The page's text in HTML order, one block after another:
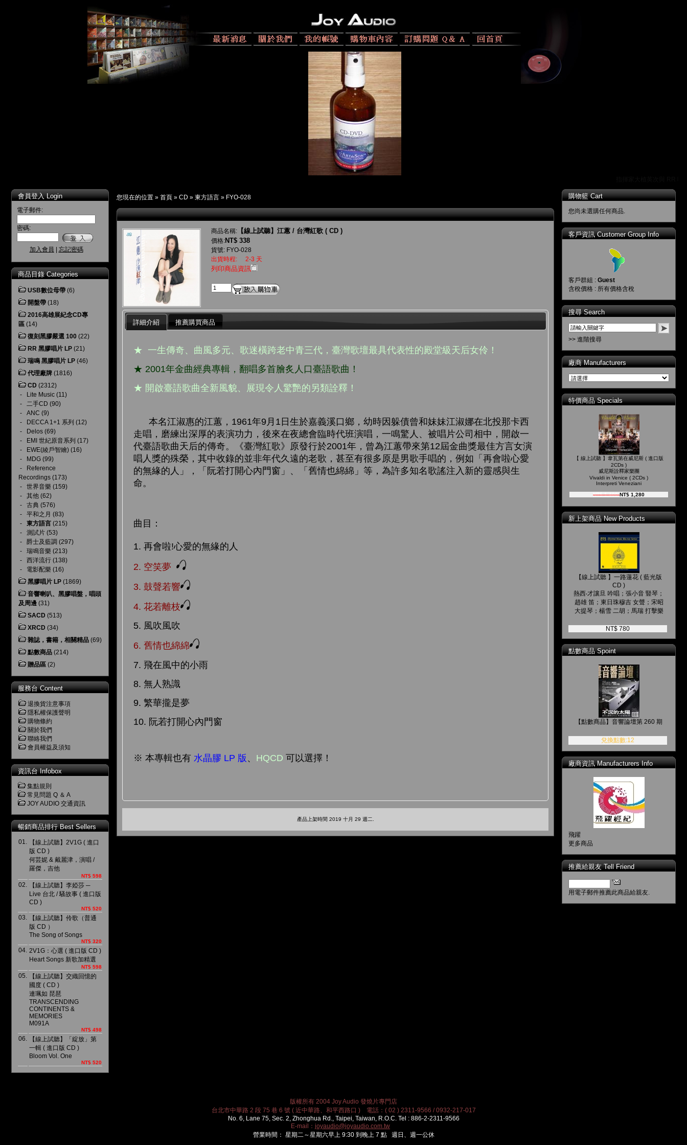
會員登入 Login
電子郵件:
密碼:
加入會員 忘記密碼
商品目錄 Categories
USB數位母帶 (6)
開盤帶 (18)
2016高雄展紀念CD專
區 (14)
復刻黑膠嚴選 100 (22)
RR 黑膠唱片 LP (21)
瑞鳴 黑膠唱片 LP (46)
代理廠牌 (1816)
CD (2312)
-
Lite Music (11)
- 二手CD (90)
- ANC (9)
-
DECCA 1+1 系列 (12)
-
Delos (69)
-
EMI 世紀原音系列 (17)
-
EWE(綾戶智繪) (16)
-
MDG (99)
-
Reference
Recordings (173)
- 世界音樂 (159)
- 其他 (62)
- 古典 (576)
- 平和之月 (83)
- 東方語言 (215)
- 測試片 (53)
- 爵士及藍調 (297)
- 瑞鳴音樂 (213)
- 西洋流行 (138)
- 電影配樂 (16)
黑膠唱片 LP (1869)
音響喇叭、黑膠唱盤，唱頭
及周邊 (31)
SACD (513)
XRCD (34)
雜誌，書籍，相關精品 (69)
點數商品 (214)
贈品區 (2)
服務台 Content
退換貨注意事項
隱私權保護聲明
購物條約
關於我們
聯絡我們
會員權益及須知
資訊台 Infobox
集點規則
常見問題 Q ＆ A
JOY AUDIO 交通資訊
暢銷商品排行 Best Sellers
01.
【線上試聽】2V1G ( 進口
版 CD )
何芸妮 & 戴麗津，演唱 /
羅傑，吉他
NT$ 598
02.
【線上試聽】李婭莎 ─
Live 台北 / 騷故事 ( 進口版
CD )
NT$ 520
03.
【線上試聽】伶歌（普通
版 CD ）
The Song of Songs
NT$ 320
04. 2V1G：心選 ( 進口版 CD )
Heart Songs 新歌加精選
NT$ 598
05.
【線上試聽】交織回憶的
國度 ( CD )
連珮如 琵琶
TRANSCENDING
CONTINENTS &
MEMORIES
M091A
NT$ 498
06.
【線上試聽】「綻放」第
一輯 ( 進口版 CD )
Bloom Vol. One
NT$ 520
您現在的位置 » 首頁 » CD » 東方語言 » FYO-028
商品名稱: 【線上試聽】江蕙 / 台灣紅歌 ( CD )
價格:NT$ 338
貨號: FYO-028
出貨時程:
2-3 天
列印商品資訊
詳細介紹 推薦購買商品
★ 一生傳奇、曲風多元、歌迷橫跨老中青三代，臺灣歌壇最具代表性的殿堂級天后女伶！
★ 2001年金曲經典專輯，翻唱多首膾炙人口臺語歌曲！
★ 開啟臺語歌曲全新風貌、展現令人驚艷的另類詮釋！
本名江淑惠的江蕙，1961年9月1日生於嘉義溪口鄉，幼時因躲債曾和妹妹江淑娜在北投那卡西
走唱，磨練出深厚的表演功力，後來在夜總會臨時代班演唱，一鳴驚人、被唱片公司相中，開啟一
代臺語歌曲天后的傳奇。《臺灣紅歌》原發行於2001年，曾為江蕙帶來第12屆金曲獎最佳方言女演
唱人獎的殊榮，其中收錄的並非年代久遠的老歌，甚至有很多原是男歌手唱的，例如「再會啦心愛
的無緣的人」，「阮若打開心內門窗」、「舊情也綿綿」等，為許多知名歌謠注入新的靈感與生
命。
曲目：
1. 再會啦!心愛的無緣的人
2. 空笑夢
3. 鼓聲若響
4. 花若離枝
5. 風吹風吹
6. 舊情也綿綿
7. 飛在風中的小雨
8. 無人熟識
9. 繁華攏是夢
10. 阮若打開心內門窗
※ 本專輯也有水晶膠 LP 版 、 HQCD 可以選擇！
產品上架時間 2019 十月 29 週二.
購物籃 Cart
您尚未選購任何商品.
客戶資訊 Customer Group Info
客戶群組 : Guest
含稅價格 : 所有價格含稅
搜尋 Search
>> 進階搜尋
廠商 Manufacturers
特價商品 Specials
【 線上試聽 】韋瓦第在威尼斯 ( 進口版
2CDs )
威尼斯詮釋家樂團
Vivaldi in Venice ( 2CDs )
Interpreti Veneziani
NT$ 1,400NT$ 1,280
新上架商品 New Products
【線上試聽 】一路蓮花 ( 藍光版
CD )
熱西‧才讓旦 吟唱；張小音 豎琴；
趙雄 笛；東日珠穆吉 女聲；宋昭
大提琴；楊雪 二胡；馬瑞 打擊樂
NT$ 780
點數商品 Spoint
【點數商品】音響論壇第 260 期
兌換點數:12
廠商資訊 Manufacturers Info
飛躍
更多商品
推薦給親友 Tell Friend
用電子郵件推薦此商品給親友.
版權所有 2004 Joy Audio 發燒片專門店
台北市中華路 2 段 75 巷 6 號 ( 近中華路、和平西路口 ) 電話：( 02 ) 2311-9566 / 0932-217-017
No. 6, Lane 75, Sec. 2, Zhonghua Rd., Taipei, Taiwan, R.O.C. Tel : 886-2-2311-9566
E-mail： joyaudio@joyaudio.com.tw
營業時間： 星期二～星期六早上 9:30 到晚上 7 點 週日、週一公休